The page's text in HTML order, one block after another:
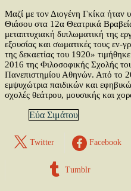
Μαζί με τον Διογένη Γκίκα ήταν
Θιάσου στα 12α Θεατρικά
μεταπτυχιακή διπλωματική της
εξουσίας και σωματικές τους εν-
της δεκαετίας του 1920»
2016 της Φιλοσοφικής Σχολής
Πανεπιστημίου Αθηνών. Από το
εμψυχώτρια παιδικών και
σχολές θεάτρου, μουσικής και
Εύα Σιμάτου
Twitter Facebook
Tumblr